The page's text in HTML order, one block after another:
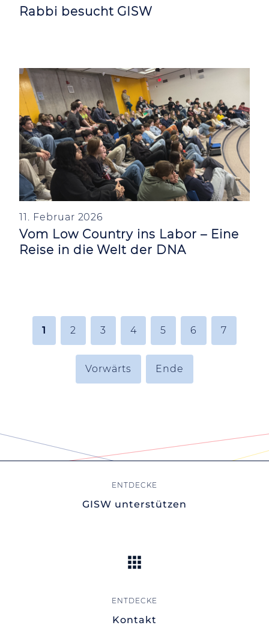
Rabbi besucht GISW
11. Februar 2026
Vom Low Country ins Labor – Eine
Reise in die Welt der DNA
1 2 3 4 5 6 7
Vorwärts Ende
GISW unterstützen
Kontakt